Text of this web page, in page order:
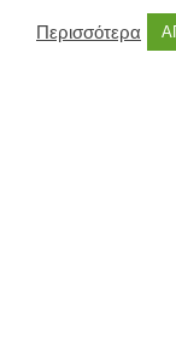
Περισσότερα